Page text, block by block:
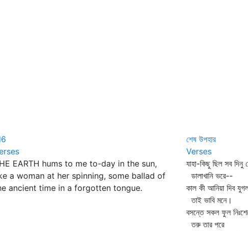
EARTH hums to me to-day in the sun,
a woman at her spinning, some ballad of
ancient time in a forgotten tongue.
শেষ উপহার
Verses
যাহা-কিছু ছিল সব দিনু
ডালাখানি ভরে--
কাল কী আনিয়া দিব
তাই ভাবি মনে।
বসন্তে সকল ফুল
তরু তার পরে